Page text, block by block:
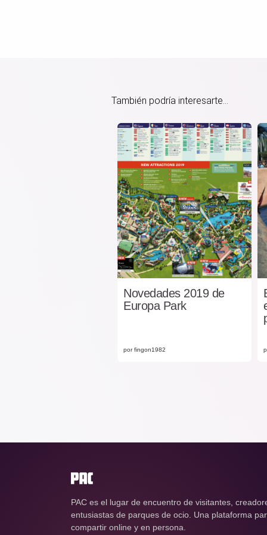
También podría interesarte...
Novedades 2019 de
Europa Park
por fingon1982
PAC es el lugar de encuentro de visitantes,
entusiastas de parques de ocio. Una plataforma
compartir online y en persona.